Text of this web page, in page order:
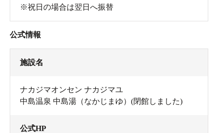
※祝日の場合は翌日へ振替
公式情報
施設名
ナカジマオンセン ナカジマユ
中島温泉 中島湯（なかじまゆ）(閉館しました)
公式HP